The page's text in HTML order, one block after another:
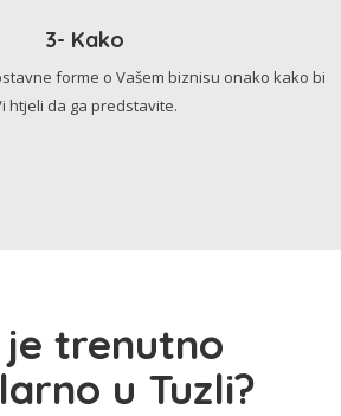
3- Kako
forme o Vašem biznisu onako kako bi
htjeli da ga predstavite.
trenutno
u Tuzli?